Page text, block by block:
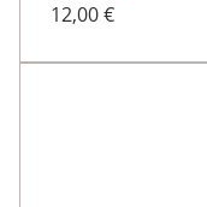
12,00 €